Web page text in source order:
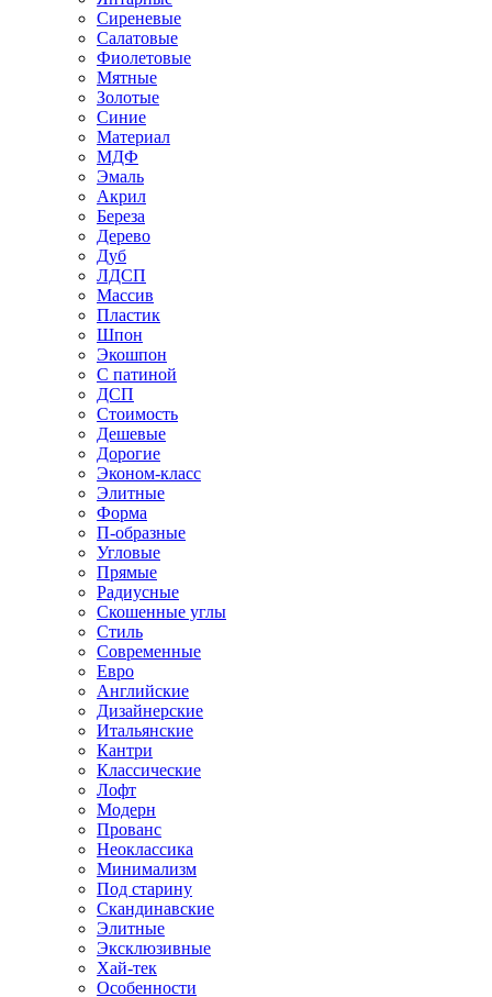
Сиреневые
Салатовые
Фиолетовые
Мятные
Золотые
Синие
Материал
МДФ
Эмаль
Акрил
Береза
Дерево
Дуб
ЛДСП
Массив
Пластик
Шпон
Экошпон
С патиной
ДСП
Стоимость
Дешевые
Дорогие
Эконом-класс
Элитные
Форма
П-образные
Угловые
Прямые
Радиусные
Скошенные углы
Стиль
Современные
Евро
Английские
Дизайнерские
Итальянские
Кантри
Классические
Лофт
Модерн
Прованс
Неоклассика
Минимализм
Под старину
Скандинавские
Элитные
Эксклюзивные
Хай-тек
Особенности